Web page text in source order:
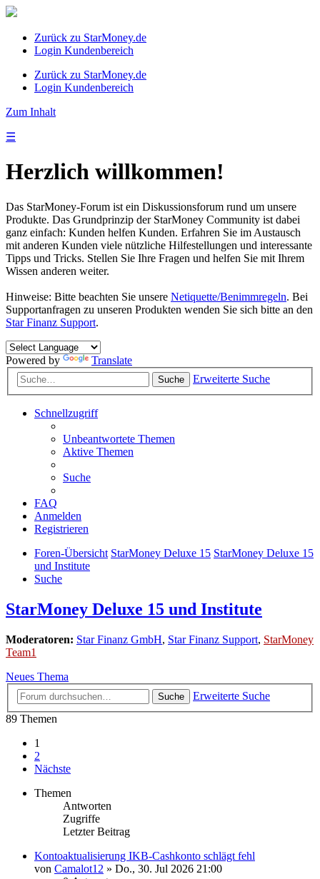
Zurück zu StarMoney.de
Login Kundenbereich
Zurück zu StarMoney.de
Login Kundenbereich
Zum Inhalt
☰
Herzlich willkommen!
Das StarMoney-Forum ist ein Diskussionsforum rund um unsere
Produkte. Das Grundprinzip der StarMoney Community ist dabei
ganz einfach: Kunden helfen Kunden. Erfahren Sie im Austausch
mit anderen Kunden viele nützliche Hilfestellungen und interessante
Tipps und Tricks. Stellen Sie Ihre Fragen und helfen Sie mit Ihrem
Wissen anderen weiter.
Hinweise: Bitte beachten Sie unsere Netiquette/Benimmregeln. Bei
Supportanfragen zu unseren Produkten wenden Sie sich bitte an den
Star Finanz Support.
Powered by Translate
Suche Erweiterte Suche
Schnellzugriff
Unbeantwortete Themen
Aktive Themen
Suche
FAQ
Anmelden
Registrieren
Foren-Übersicht StarMoney Deluxe 15 StarMoney Deluxe 15
und Institute
Suche
StarMoney Deluxe 15 und Institute
Moderatoren: Star Finanz GmbH, Star Finanz Support, StarMoney
Team1
Neues Thema
Suche
Erweiterte Suche
89 Themen
1
2
Nächste
Themen
Antworten
Zugriffe
Letzter Beitrag
Kontoaktualisierung IKB-Cashkonto schlägt fehl
von Camalot12 » Do., 30. Jul 2026 21:00